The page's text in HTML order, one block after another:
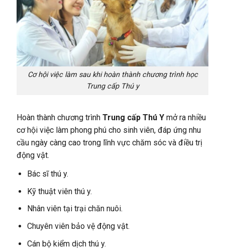
Cơ hội việc làm sau khi hoàn thành chương trình học
Trung cấp Thú y
Hoàn thành chương trình Trung cấp Thú Ymở ra nhiều
cơ hội việc làm phong phú cho sinh viên, đáp ứng nhu
cầu ngày càng cao trong lĩnh vực chăm sóc và điều trị
động vật.
Bác sĩ thú y.
Kỹ thuật viên thú y.
Nhân viên tại trại chăn nuôi.
Chuyên viên bảo vệ động vật.
Cán bộ kiểm dịch thú y.